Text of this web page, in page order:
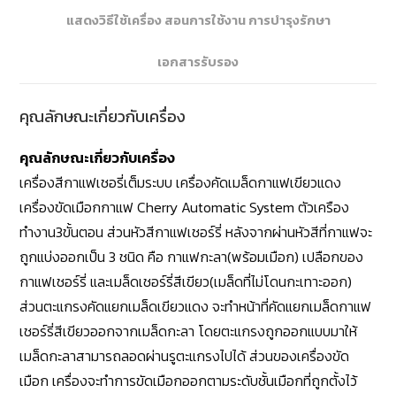
แสดงวิธีใช้เครื่อง สอนการใช้งาน การบำรุงรักษา
เอกสารรับรอง
คุณลักษณะเกี่ยวกับเครื่อง
คุณลักษณะเกี่ยวกับเครื่อง
เครื่องสีกาแฟเชอรี่เต็มระบบ เครื่องคัดเมล็ดกาแฟเขียวแดง
เครื่องขัดเมือกกาแฟ Cherry Automatic System ตัวเครือง
ทำงาน3ขั้นตอน ส่วนหัวสีกาแฟเชอร์รี่ หลังจากผ่านหัวสีที่กาแฟจะ
ถูกแบ่งออกเป็น 3 ชนิด คือ กาแฟกะลา(พร้อมเมือก) เปลือกของ
กาแฟเชอร์รี่ และเมล็ดเชอร์รี่สีเขียว(เมล็ดที่ไม่โดนกะเทาะออก)
ส่วนตะแกรงคัดแยกเมล็ดเขียวแดง จะทำหน้าที่คัดแยกเมล็ดกาแฟ
เชอร์รี่สีเขียวออกจากเมล็ดกะลา โดยตะแกรงถูกออกแบบมาให้
เมล็ดกะลาสามารถลอดผ่านรูตะแกรงไปได้ ส่วนของเครื่องขัด
เมือก เครื่องจะทำการขัดเมือกออกตามระดับชั้นเมือกที่ถูกตั้งไว้